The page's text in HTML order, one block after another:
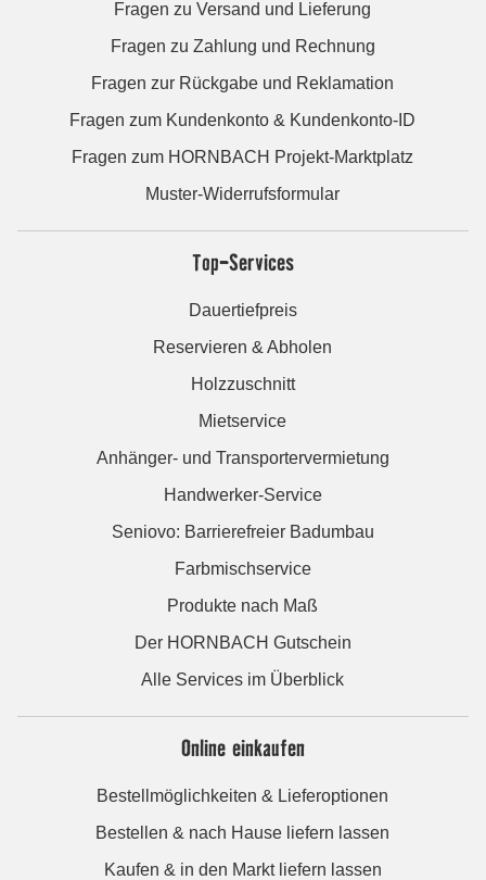
Fragen zu Versand und Lieferung
Fragen zu Zahlung und Rechnung
Fragen zur Rückgabe und Reklamation
Fragen zum Kundenkonto & Kundenkonto-ID
Fragen zum HORNBACH Projekt-Marktplatz
Muster-Widerrufsformular
Top-Services
Dauertiefpreis
Reservieren & Abholen
Holzzuschnitt
Mietservice
Anhänger- und Transportervermietung
Handwerker-Service
Seniovo: Barrierefreier Badumbau
Farbmischservice
Produkte nach Maß
Der HORNBACH Gutschein
Alle Services im Überblick
Online einkaufen
Bestellmöglichkeiten & Lieferoptionen
Bestellen & nach Hause liefern lassen
Kaufen & in den Markt liefern lassen